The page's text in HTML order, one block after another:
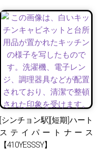
[シンチョン駅][短期]ハート
ステイパートナース
【410YESSSY】